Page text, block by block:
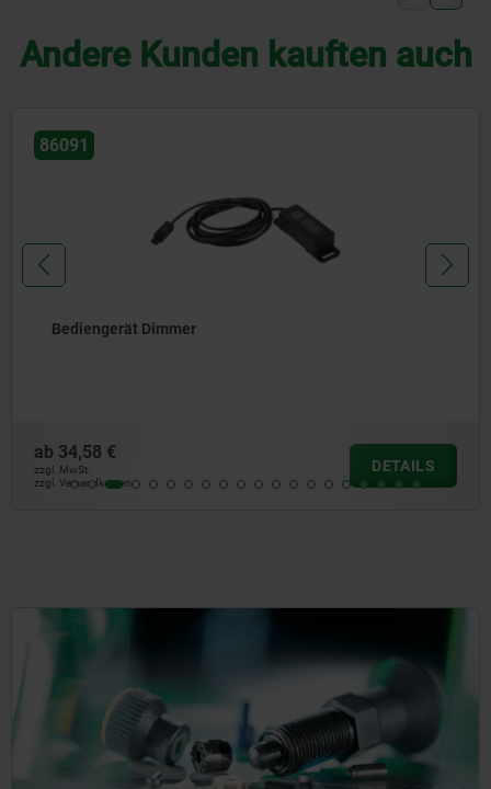
Andere Kunden kauften auch
86091
Bediengerät Dimmer
ab 34,58 €
zzgl. MwSt.
zzgl. Versandkosten
DETAILS